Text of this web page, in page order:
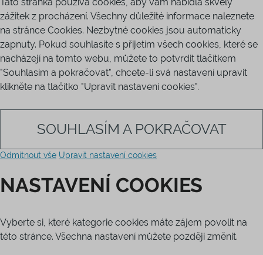
Tato stránka používá cookies, aby vám nabídla skvělý
zážitek z procházení. Všechny důležité informace naleznete
na stránce Cookies. Nezbytné cookies jsou automaticky
zapnuty. Pokud souhlasíte s přijetím všech cookies, které se
nacházejí na tomto webu, můžete to potvrdit tlačítkem
"Souhlasím a pokračovat", chcete-li svá nastavení upravit
klikněte na tlačítko "Upravit nastavení cookies".
SOUHLASÍM A POKRAČOVAT
Odmítnout vše Upravit nastavení cookies
NASTAVENÍ COOKIES
Vyberte si, které kategorie cookies máte zájem povolit na
této stránce. Všechna nastavení můžete později změnit.